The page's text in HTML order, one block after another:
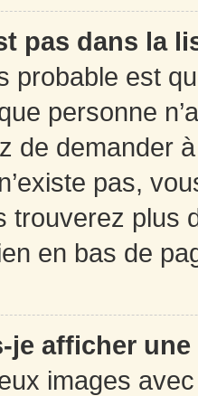
pas dans la
probable est
personne
de demander
pas,
trouverez plus
en bas de
je afficher
images